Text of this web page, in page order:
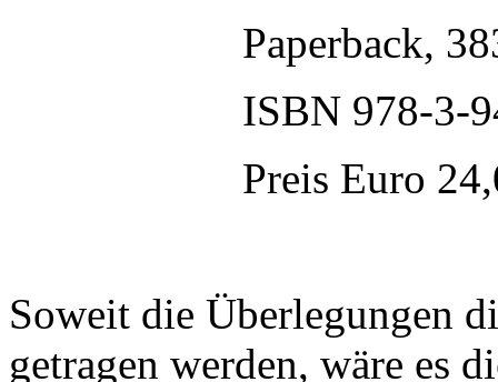
Paperback,
ISBN 978-3-
Preis Euro
Soweit die Überlegungen
getragen werden, wäre es